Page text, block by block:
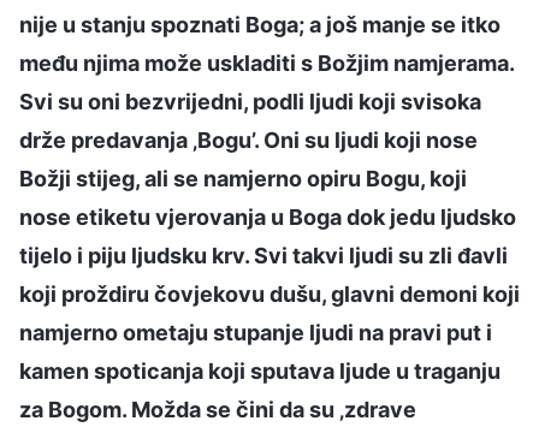
nije u stanju spoznati Boga; a još manje se itko
među njima može uskladiti s Božjim namjerama.
Svi su oni bezvrijedni, podli ljudi koji svisoka
drže predavanja ‚Bogu’. Oni su ljudi koji nose
Božji stijeg, ali se namjerno opiru Bogu, koji
nose etiketu vjerovanja u Boga dok jedu ljudsko
tijelo i piju ljudsku krv. Svi takvi ljudi su zli đavli
koji proždiru čovjekovu dušu, glavni demoni koji
namjerno ometaju stupanje ljudi na pravi put i
kamen spoticanja koji sputava ljude u traganju
za Bogom. Možda se čini da su ‚zdrave